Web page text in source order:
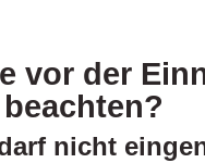
vor der
beachten?
nicht